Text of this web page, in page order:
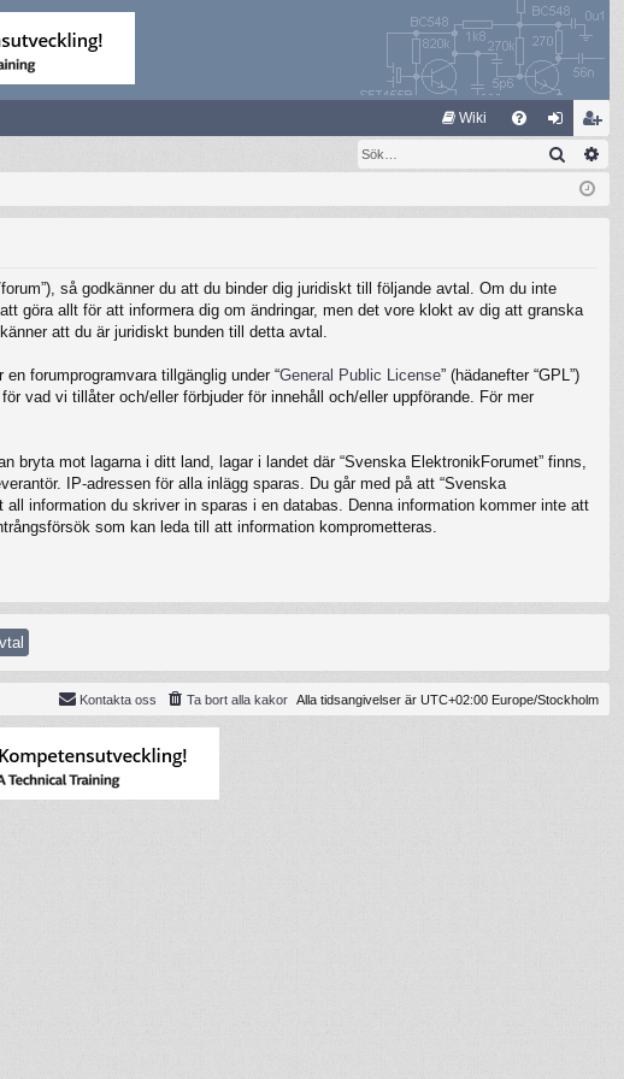
Wiki
og li
m
Sök
så godkänner du att du binder dig juridiskt till följande avtal. Om du inte
göra allt för att informera dig om ändringar, men det vore klokt av dig att granska
att du är juridiskt bunden till detta avtal.
en forumprogramvara tillgänglig under “General Public License” (hädanefter “GPL”)
vad vi tillåter och/eller förbjuder för innehåll och/eller uppförande. För mer
mot lagarna i ditt land, lagar i landet där “Svenska ElektronikForumet” finns,
IP-adressen för alla inlägg sparas. Du går med på att “Svenska
information du skriver in sparas i en databas. Denna information kommer inte att
som kan leda till att information komprometteras.
Alla tidsangivelser är UTC+02:00 Europe/Stockholm
Ta bort alla kakor
Kontakta oss